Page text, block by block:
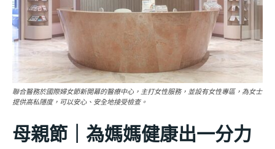
聯合醫務於國際婦女節新開幕的醫療中心，主打女性服務，並設有女性專區，為女士
提供高私隱度，可以安心、安全地接受檢查。
母親節｜為媽媽健康出一分力